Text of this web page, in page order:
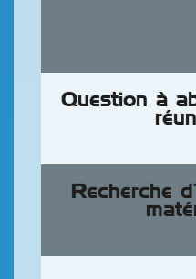
Question à
Recherche